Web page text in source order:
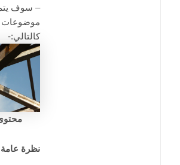
– سوف يتم
موضوعات
كالتالي:-
نظرة